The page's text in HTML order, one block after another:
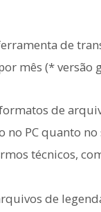
de
mês (* versão
de
no PC quanto
técnicos,
de